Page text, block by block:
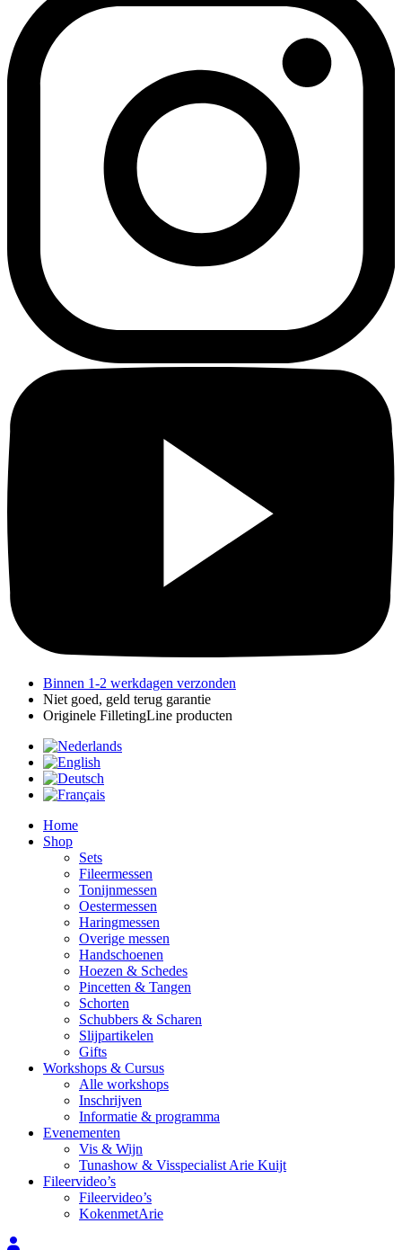
Binnen 1-2 werkdagen verzonden
Niet goed, geld terug garantie
Originele FilletingLine producten
Home
Shop
Sets
Fileermessen
Tonijnmessen
Oestermessen
Haringmessen
Overige messen
Handschoenen
Hoezen & Schedes
Pincetten & Tangen
Schorten
Schubbers & Scharen
Slijpartikelen
Gifts
Workshops & Cursus
Alle workshops
Inschrijven
Informatie & programma
Evenementen
Vis & Wijn
Tunashow & Visspecialist Arie Kuijt
Fileervideo’s
Fileervideo’s
KokenmetArie